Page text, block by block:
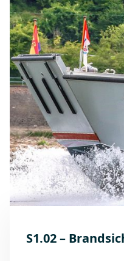
S1.02 –